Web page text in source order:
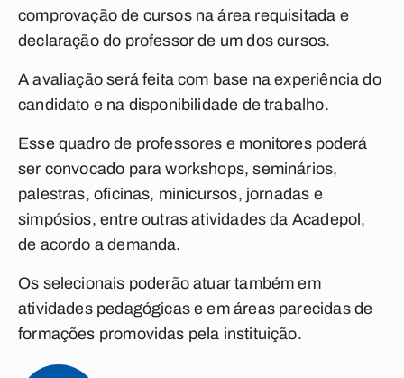
comprovação de cursos na área requisitada e
declaração do professor de um dos cursos.
A avaliação será feita com base na experiência do
candidato e na disponibilidade de trabalho.
Esse quadro de professores e monitores poderá
ser convocado para workshops, seminários,
palestras, oficinas, minicursos, jornadas e
simpósios, entre outras atividades da Acadepol,
de acordo a demanda.
Os selecionais poderão atuar também em
atividades pedagógicas e em áreas parecidas de
formações promovidas pela instituição.